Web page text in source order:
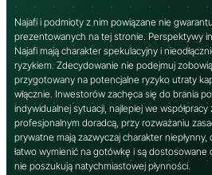
Najafi i podmioty z nim powiązane nie
prezentowanych na tej stronie. Perspektywy
Najafi mają charakter spekulacyjny i
ryzykiem. Zdecydowanie nie podejmuj
przygotowany na potencjalne ryzyko utraty
włącznie. Inwestorów zachęca się do brania
indywidualnej sytuacji, najlepiej we
profesjonalnym doradcą, przy rozważaniu
prywatne mają zazwyczaj charakter
łatwo wymienić na gotówkę i są
nie poszukują natychmiastowej płynności.